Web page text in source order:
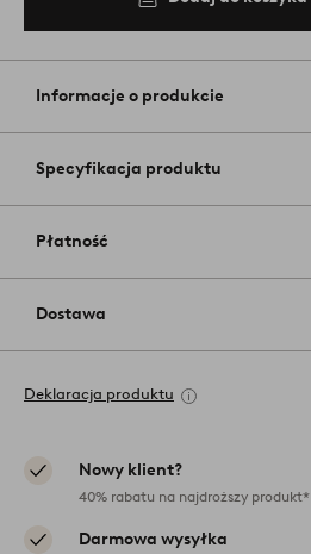
Informacje o produkcie
Specyfikacja produktu
Płatność
Dostawa
Deklaracja produktu
Nowy klient?
40% rabatu na najdroższy produkt*
Darmowa wysyłka